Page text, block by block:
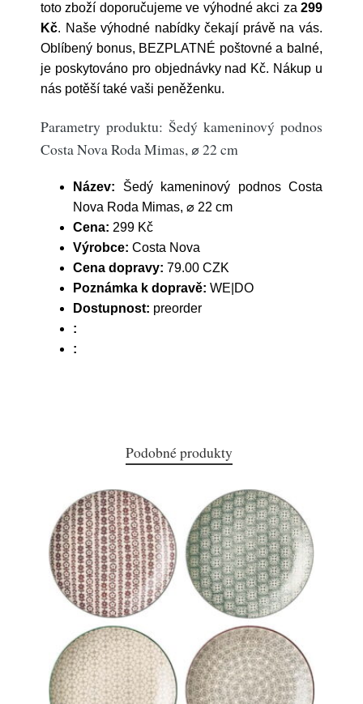
toto zboží doporučujeme ve výhodné akci za 299
Kč. Naše výhodné nabídky čekají právě na vás.
Oblíbený bonus, BEZPLATNÉ poštovné a balné,
je poskytováno pro objednávky nad Kč. Nákup u
nás potěší také vaši peněženku.
Parametry produktu: Šedý kameninový podnos
Costa Nova Roda Mimas, ⌀ 22 cm
Název: Šedý kameninový podnos Costa
Nova Roda Mimas, ⌀ 22 cm
Cena: 299 Kč
Výrobce: Costa Nova
Cena dopravy: 79.00 CZK
Poznámka k dopravě: WE|DO
Dostupnost: preorder
:
:
Podobné produkty